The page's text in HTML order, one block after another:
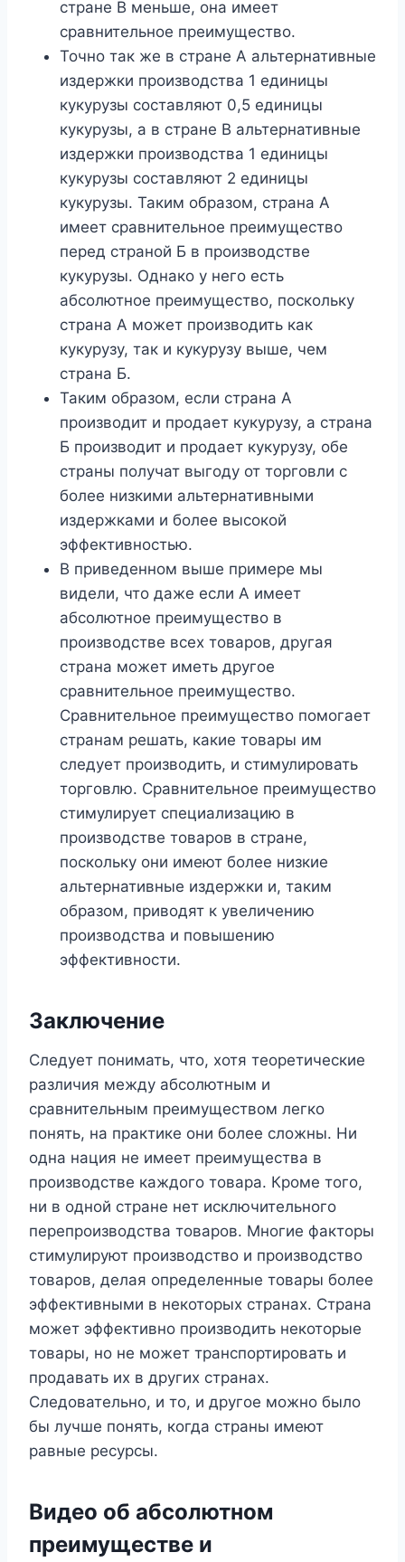
стране В меньше, она имеет
сравнительное преимущество.
Точно так же в стране А альтернативные
издержки производства 1 единицы
кукурузы составляют 0,5 единицы
кукурузы, а в стране В альтернативные
издержки производства 1 единицы
кукурузы составляют 2 единицы
кукурузы. Таким образом, страна А
имеет сравнительное преимущество
перед страной Б в производстве
кукурузы. Однако у него есть
абсолютное преимущество, поскольку
страна А может производить как
кукурузу, так и кукурузу выше, чем
страна Б.
Таким образом, если страна А
производит и продает кукурузу, а страна
Б производит и продает кукурузу, обе
страны получат выгоду от торговли с
более низкими альтернативными
издержками и более высокой
эффективностью.
В приведенном выше примере мы
видели, что даже если А имеет
абсолютное преимущество в
производстве всех товаров, другая
страна может иметь другое
сравнительное преимущество.
Сравнительное преимущество помогает
странам решать, какие товары им
следует производить, и стимулировать
торговлю. Сравнительное преимущество
стимулирует специализацию в
производстве товаров в стране,
поскольку они имеют более низкие
альтернативные издержки и, таким
образом, приводят к увеличению
производства и повышению
эффективности.
Заключение
Следует понимать, что, хотя теоретические
различия между абсолютным и
сравнительным преимуществом легко
понять, на практике они более сложны. Ни
одна нация не имеет преимущества в
производстве каждого товара. Кроме того,
ни в одной стране нет исключительного
перепроизводства товаров. Многие факторы
стимулируют производство и производство
товаров, делая определенные товары более
эффективными в некоторых странах. Страна
может эффективно производить некоторые
товары, но не может транспортировать и
продавать их в других странах.
Следовательно, и то, и другое можно было
бы лучше понять, когда страны имеют
равные ресурсы.
Видео об абсолютном
преимуществе и